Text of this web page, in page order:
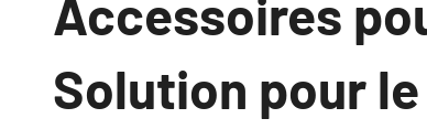
Accessoires
Solution pour